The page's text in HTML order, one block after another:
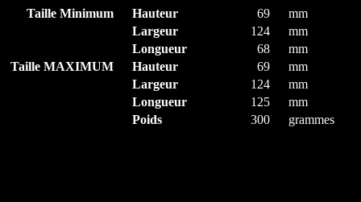
Taille Minimum Hauteur 69
mm
Largeur
124
mm
Longueur
68
mm
Taille MAXIMUM
Hauteur 69
mm
Largeur
124
mm
Longueur
125
mm
Poids
300 grammes